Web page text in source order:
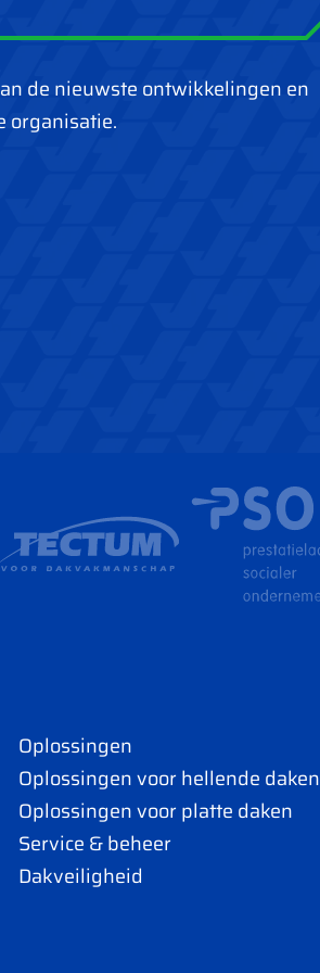
de nieuwste ontwikkelingen en
organisatie.
Oplossingen
Oplossingen voor hellende daken
Oplossingen voor platte daken
Service & beheer
Dakveiligheid